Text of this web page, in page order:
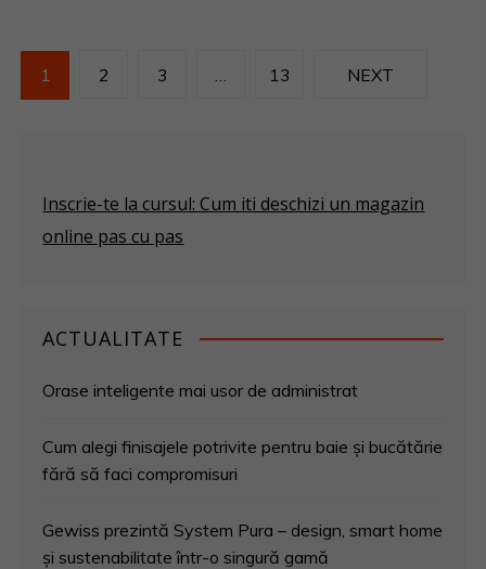
N
n
1 2 3 … 13 NEXT
Inscrie-te la cursul: Cum iti deschizi un magazin
online pas cu pas
ACTUALITATE
Orase inteligente mai usor de administrat
Cum alegi finisajele potrivite pentru baie și bucătărie
fără să faci compromisuri
Gewiss prezintă System Pura – design, smart home
și sustenabilitate într-o singură gamă